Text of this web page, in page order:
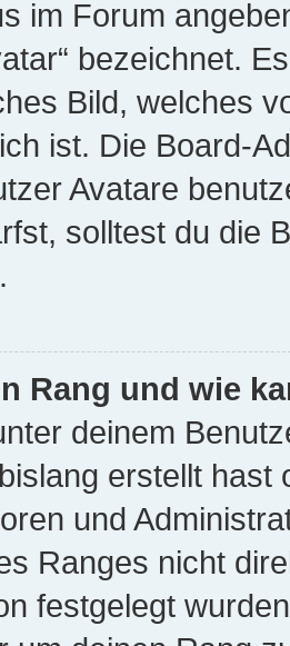
im Forum
bezeichnet.
Bild, welches
ist. Die Board-
Avatare
solltest du die
Rang und wie
deinem
erstellt
und
Ranges nicht
festgelegt